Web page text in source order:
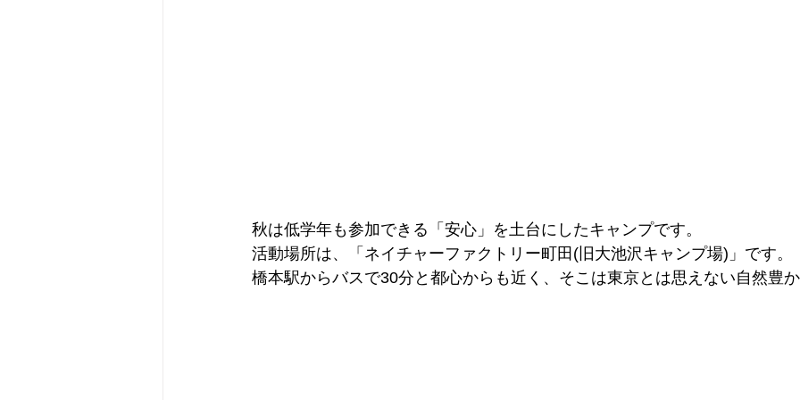
秋は低学年も参加できる「安心」を土台にしたキャンプです。
活動場所は、「ネイチャーファクトリー町田(旧大池沢キャンプ場)」です。
橋本駅からバスで30分と都心からも近く、そこは東京とは思えない自然豊か